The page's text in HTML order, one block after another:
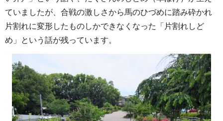
ていましたが、合戦の激しさから馬のひづめに踏み砕かれ
片割れに変形したものしかできなくなった「片割れしど
め」という話が残っています。